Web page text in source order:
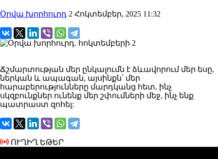
Օրվա խորհուրդ 2 Հոկտեմբեր, 2025 11:32
Ճշմարտության մեր ընկալումն է ձևավորում մեր եսը,
ներկան և ապագան, այսինքն՝ մեր
հարաբերությունները մարդկանց հետ, ինչ
սկզբունքներ ունենք մեր շփումների մեջ, ինչ ենք
պատրաստ զոհել:
ՈՒՂԻՂ ԵԹԵՐ